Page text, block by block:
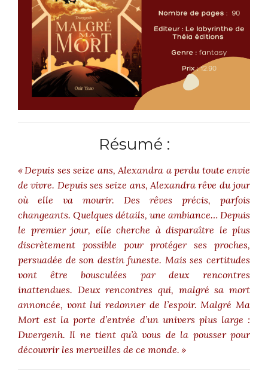
Résumé :
« Depuis ses seize ans, Alexandra a perdu toute envie
de vivre. Depuis ses seize ans, Alexandra rêve du jour
où elle va mourir. Des rêves précis, parfois
changeants. Quelques détails, une ambiance… Depuis
le premier jour, elle cherche à disparaître le plus
discrètement possible pour protéger ses proches,
persuadée de son destin funeste. Mais ses certitudes
vont être bousculées par deux rencontres
inattendues. Deux rencontres qui, malgré sa mort
annoncée, vont lui redonner de l’espoir. Malgré Ma
Mort est la porte d’entrée d’un univers plus large :
Dwergenh. Il ne tient qu’à vous de la pousser pour
découvrir les merveilles de ce monde. »